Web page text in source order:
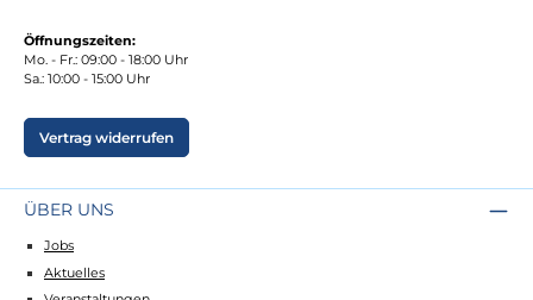
Öffnungszeiten:
Mo. - Fr.: 09:00 - 18:00 Uhr
Sa.: 10:00 - 15:00 Uhr
Vertrag widerrufen
ÜBER UNS
Jobs
Aktuelles